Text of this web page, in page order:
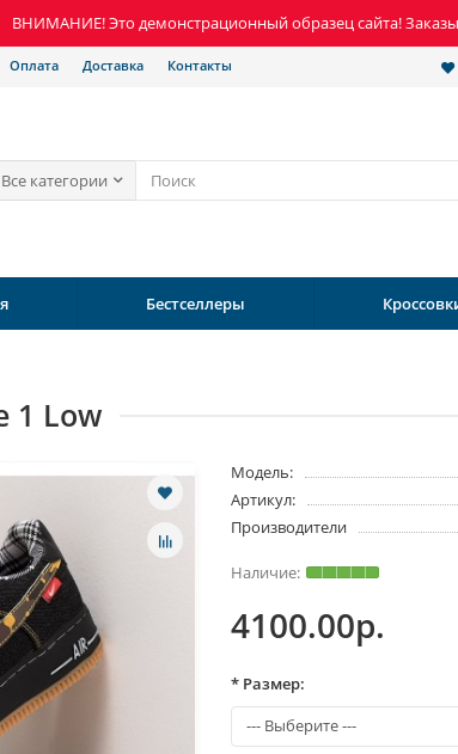
ВНИМАНИЕ! Это демонстрационный образец сайта!
Оплата Доставка Контакты
Все категории
Бестселлеры
1 Low
Модель:
Артикул:
Производители
4100.00р.
* Размер: